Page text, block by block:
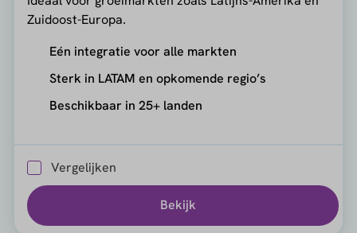
Zuidoost-Europa.
Eén integratie voor alle markten
Sterk in LATAM en opkomende regio’s
Beschikbaar in 25+ landen
Vergelijken
Bekijk